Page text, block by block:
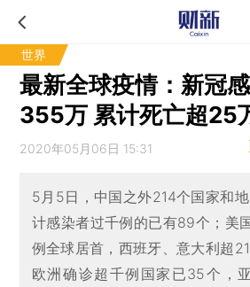
世界
最新全球疫情：新冠
355万 累计死亡超25
2020年05月06日 15:31
5月5日，中国之外214个国家和
计感染者过千例的已有89个；美
例全球居首，西班牙、意大利超
欧洲确诊超千例国家已35个，